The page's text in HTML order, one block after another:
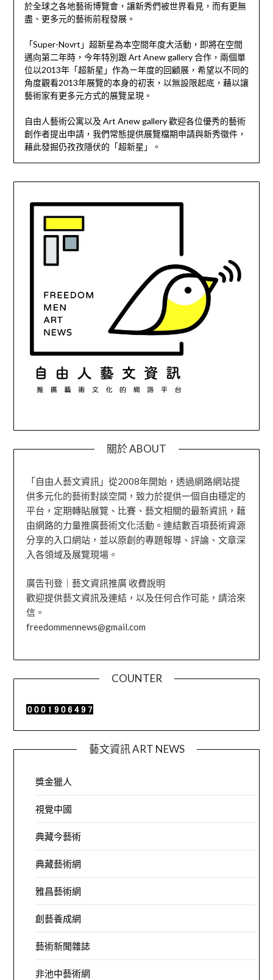
於全球之各地藝術博覽會，讓新秀們被世界看見，而有更無
盡、更多元的藝術前程發展。
「Super-Novrt」超新星為本空間年度大活動，即將在空間
邁向第二年時，今年特別跟 Art Anew gallery 合作，兩個單
位以2013年「超新星」作為ㄧ年度的回顧展，希望以不同的
角度觀看2013年展覽的本身的初衷，以無設限起底，藉以讓
藝術家有更多元方式的展覽呈現。
自由人藝術公寓以及 Art Anew gallery 歡迎各位優秀的藝術
創作者提出申請，我們常態提供展覽檔期申請與新秀徵件，
藉此發掘仍孜孜隱伏的「超新星」。
關於 ABOUT
「自由人藝文資訊」從2008年開始，透過網路網站提
供多元化的藝術對談空間，致力於提供一個自由穩定的
平台，定期轉貼展覽、比賽、藝文相關的最新資訊，藉
由網路的力量推廣藝術文化活動。連結數百項藝術資源
分享的入口網站，並以原創的專題報導、評論、文章深
入各領域及展覽現場。
廣告刊登｜藝文資訊推廣 收費說明
歡迎提供藝文資訊及連結，以及任何合作可能，請洽來
信。
freedommennews@gmail.com
COUNTER
藝文資訊 ART NEWS
獎金獵人
視覺中國
典藏今藝術
典藏藝術網
雅昌藝術網
創藝養成網
藝術新聞雜誌
非池中藝術網